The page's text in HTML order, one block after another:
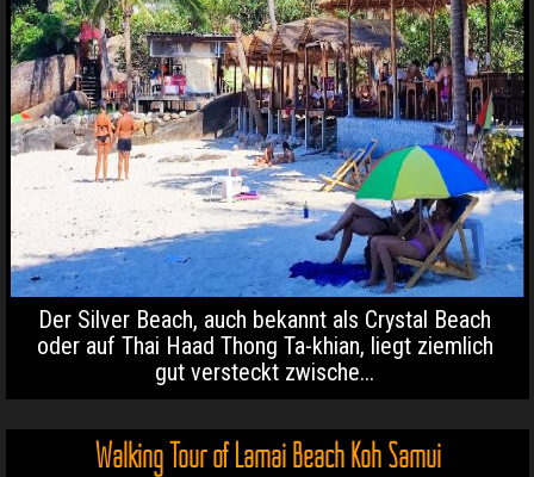
Der Silver Beach, auch bekannt als Crystal Beach
oder auf Thai Haad Thong Ta-khian, liegt ziemlich
gut versteckt zwische...
Walking Tour of Lamai Beach Koh Samui